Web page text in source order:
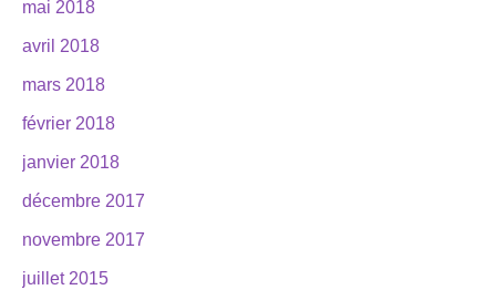
mai 2018
avril 2018
mars 2018
février 2018
janvier 2018
décembre 2017
novembre 2017
juillet 2015